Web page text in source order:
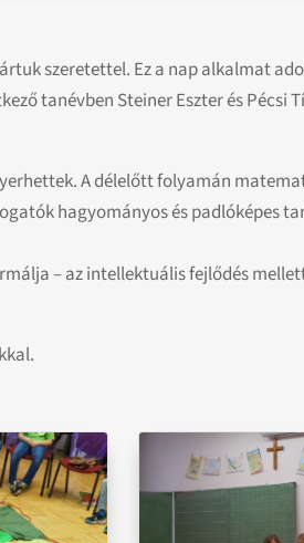
szeretettel. Ez a nap alkalmat
tanévben Steiner Eszter és Pécsi
A délelőtt folyamán
hagyományos és padlóképes
– az intellektuális fejlődés